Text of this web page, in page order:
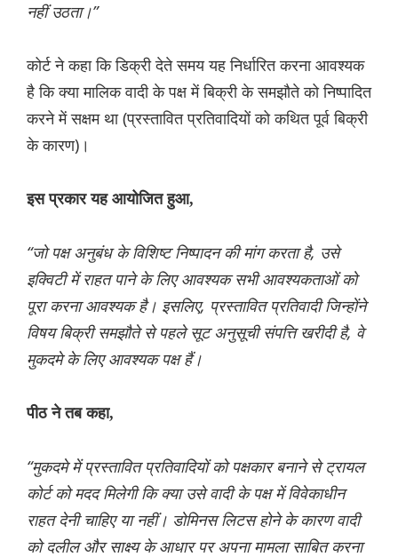
नहीं उठता।”
कोर्ट ने कहा कि डिक्री देते समय यह निर्धारित करना आवश्यक
है कि क्या मालिक वादी के पक्ष में बिक्री के समझौते को निष्पादित
करने में सक्षम था (प्रस्तावित प्रतिवादियों को कथित पूर्व बिक्री
के कारण)।
इस प्रकार यह आयोजित हुआ,
“जो पक्ष अनुबंध के विशिष्ट निष्पादन की मांग करता है, उसे
इक्विटी में राहत पाने के लिए आवश्यक सभी आवश्यकताओं को
पूरा करना आवश्यक है। इसलिए, प्रस्तावित प्रतिवादी जिन्होंने
विषय बिक्री समझौते से पहले सूट अनुसूची संपत्ति खरीदी है, वे
मुकदमे के लिए आवश्यक पक्ष हैं।
पीठ ने तब कहा,
“मुकदमे में प्रस्तावित प्रतिवादियों को पक्षकार बनाने से ट्रायल
कोर्ट को मदद मिलेगी कि क्या उसे वादी के पक्ष में विवेकाधीन
राहत देनी चाहिए या नहीं। डोमिनस लिटस होने के कारण वादी
को दलील और साक्ष्य के आधार पर अपना मामला साबित करना